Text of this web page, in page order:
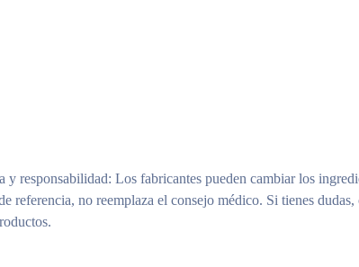
y responsabilidad: Los fabricantes pueden cambiar los
referencia, no reemplaza el consejo médico. Si tienes